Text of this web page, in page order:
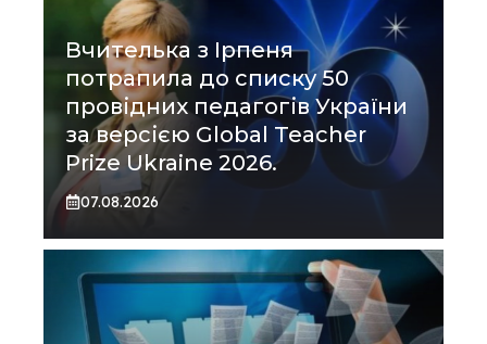
Вчителька з Ірпеня
потрапила до списку 50
провідних педагогів України
за версією Global Teacher
Prize Ukraine 2026.
07.08.2026